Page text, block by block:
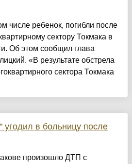
числе ребенок, погибли после
сектору Токмака в
Об этом сообщил глава
«В результате обстрела
сектора Токмака
угодил в больницу после
произошло ДТП с